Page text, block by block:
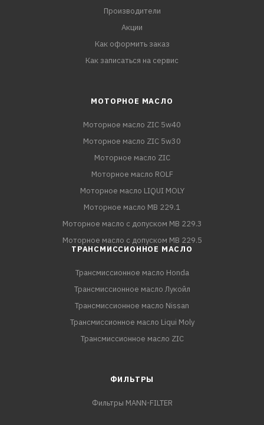
Производители
Акции
Как оформить заказ
Как записаться на сервис
МОТОРНОЕ МАСЛО
Моторное масло ZIC 5w40
Моторное масло ZIC 5w30
Моторное масло ZIC
Моторное масло ROLF
Моторное масло LIQUI MOLY
Моторное масло MB 229.1
Моторное масло с допуском MB 229.3
Моторное масло с допуском MB 229.5
ТРАНСМИССИОННОЕ МАСЛО
Трансмиссионное масло Honda
Трансмиссионное масло Лукойл
Трансмиссионное масло Nissan
Трансмиссионное масло Liqui Moly
Трансмиссионное масло ZIC
ФИЛЬТРЫ
Фильтры MANN-FILTER